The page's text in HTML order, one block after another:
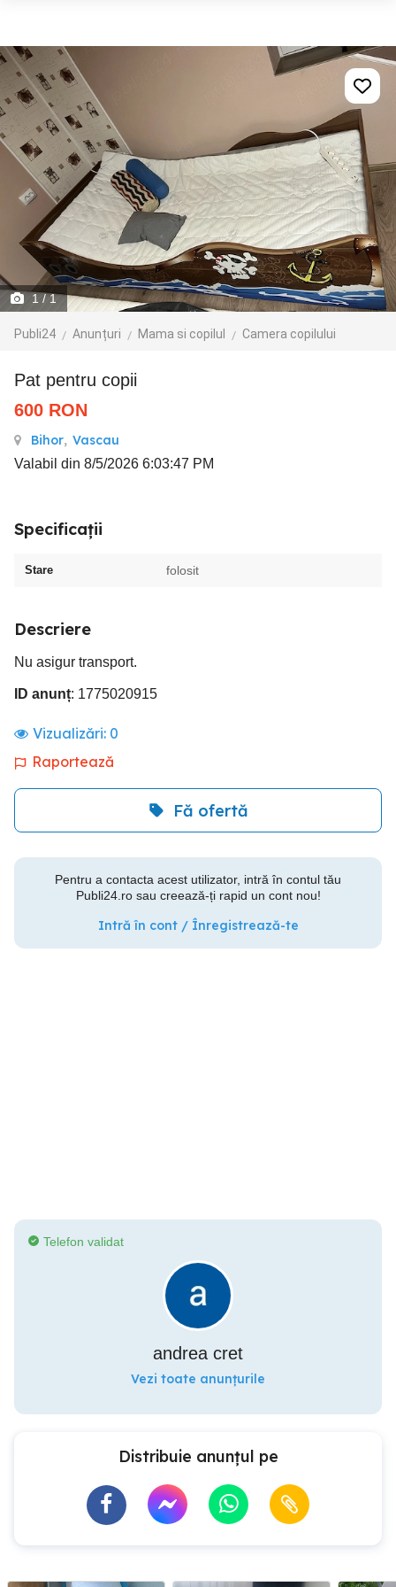
1 / 1
Publi24 Anunțuri Mama si copilul Camera copilului
Pat pentru copii
600 RON
Bihor, Vascau
Valabil din 8/5/2026 6:03:47 PM
Specificații
Stare folosit
Descriere
Nu asigur transport.
ID anunț: 1775020915
Vizualizări: 0
Raportează
Fă ofertă
Pentru a contacta acest utilizator, intră în contul tău
Publi24.ro sau creează-ți rapid un cont nou!
Intră în cont / Înregistrează-te
Telefon validat
andrea cret
Vezi toate anunțurile
Distribuie anunțul pe